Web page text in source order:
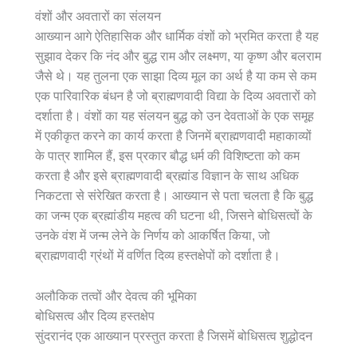
वंशों और अवतारों का संलयन
आख्यान आगे ऐतिहासिक और धार्मिक वंशों को भ्रमित करता है यह
सुझाव देकर कि नंद और बुद्ध राम और लक्ष्मण, या कृष्ण और बलराम
जैसे थे। यह तुलना एक साझा दिव्य मूल का अर्थ है या कम से कम
एक पारिवारिक बंधन है जो ब्राह्मणवादी विद्या के दिव्य अवतारों को
दर्शाता है। वंशों का यह संलयन बुद्ध को उन देवताओं के एक समूह
में एकीकृत करने का कार्य करता है जिनमें ब्राह्मणवादी महाकाव्यों
के पात्र शामिल हैं, इस प्रकार बौद्ध धर्म की विशिष्टता को कम
करता है और इसे ब्राह्मणवादी ब्रह्मांड विज्ञान के साथ अधिक
निकटता से संरेखित करता है। आख्यान से पता चलता है कि बुद्ध
का जन्म एक ब्रह्मांडीय महत्व की घटना थी, जिसने बोधिसत्वों के
उनके वंश में जन्म लेने के निर्णय को आकर्षित किया, जो
ब्राह्मणवादी ग्रंथों में वर्णित दिव्य हस्तक्षेपों को दर्शाता है।
अलौकिक तत्वों और देवत्व की भूमिका
बोधिसत्व और दिव्य हस्तक्षेप
सुंदरानंद एक आख्यान प्रस्तुत करता है जिसमें बोधिसत्व शुद्धोदन